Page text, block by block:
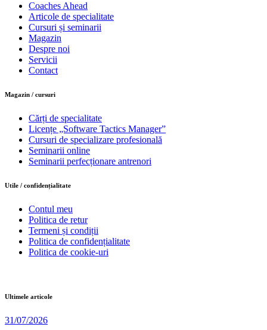
Coaches Ahead
Articole de specialitate
Cursuri și seminarii
Magazin
Despre noi
Servicii
Contact
Magazin / cursuri
Cărți de specialitate
Licențe „Software Tactics Manager”
Cursuri de specializare profesională
Seminarii online
Seminarii perfecționare antrenori
Utile / confidențialitate
Contul meu
Politica de retur
Termeni și condiții
Politica de confidențialitate
Politica de cookie-uri
Ultimele articole
31/07/2026